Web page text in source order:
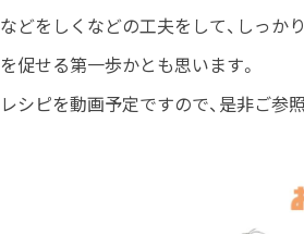
どをしくなどの工夫をして、しっか
促せる第一歩かとも思います。
シピを動画予定ですので、是非ご参